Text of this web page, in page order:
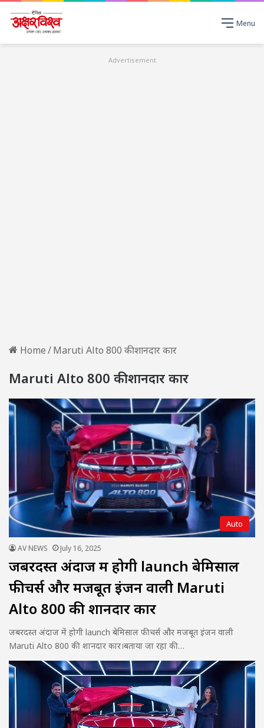
Menu
Advertisement
Home/Maruti Alto 800 की शानदार कार
Maruti Alto 800 की शानदार कार
Auto
AV NEWS July 16, 2025
जबरदस्त अंदाज में होगी launch बेमिसाल
फीचर्स और मजबूत इंजन वाली Maruti
Alto 800 की शानदार कार
जबरदस्त अंदाज में होगी launch बेमिसाल फीचर्स और मजबूत इंजन वाली
Maruti Alto 800 की शानदार कार।बताया जा रहा की…